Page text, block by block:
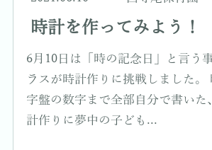
時計を作ってみよう！
6月10日は「時の記念日」と言う
ラスが時計作りに挑戦しました。
字盤の数字まで全部自分で書いた
計作りに夢中の子ども...